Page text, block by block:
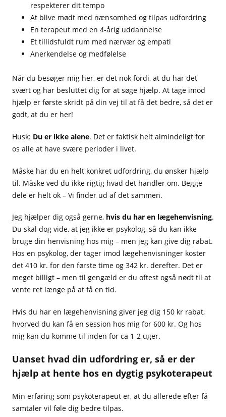
respekterer dit tempo
At blive mødt med nænsomhed og tilpas udfordring
En terapeut med en 4-årig uddannelse
Et tillidsfuldt rum med nærvær og empati
Anerkendelse og medfølelse
Når du besøger mig her, er det nok fordi, at du har det
svært og har besluttet dig for at søge hjælp. At tage imod
hjælp er første skridt på din vej til at få det bedre, så det er
godt, at du er her!
Husk: Du er ikke alene. Det er faktisk helt almindeligt for
os alle at have svære perioder i livet.
Måske har du en helt konkret udfordring, du ønsker hjælp
til. Måske ved du ikke rigtig hvad det handler om. Begge
dele er helt ok – Vi finder ud af det sammen.
Jeg hjælper dig også gerne, hvis du har en lægehenvisning.
Du skal dog vide, at jeg ikke er psykolog, så du kan ikke
bruge din henvisning hos mig – men jeg kan give dig rabat.
Hos en psykolog, der tager imod lægehenvisninger koster
det 410 kr. for den første time og 342 kr. derefter. Det er
meget billigt – men til gengæld er du oftest også nødt til at
vente ret længe på at få en tid.
Hvis du har en lægehenvisning giver jeg dig 150 kr rabat,
hvorved du kan få en session hos mig for 600 kr. Og hos
mig kan du komme til inden for ca 1-2 uger.
Uanset hvad din udfordring er, så er der
hjælp at hente hos en dygtig psykoterapeut
Min erfaring som psykoterapeut er, at du allerede efter få
samtaler vil føle dig bedre tilpas.